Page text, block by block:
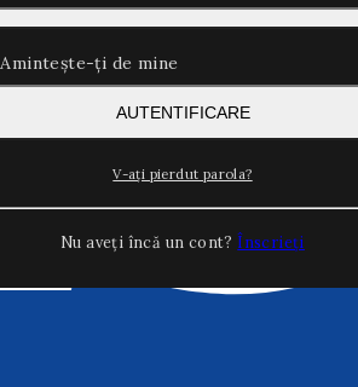
Amintește-ți de mine
AUTENTIFICARE
V-ați pierdut parola?
Nu aveți încă un cont? Înscrieți